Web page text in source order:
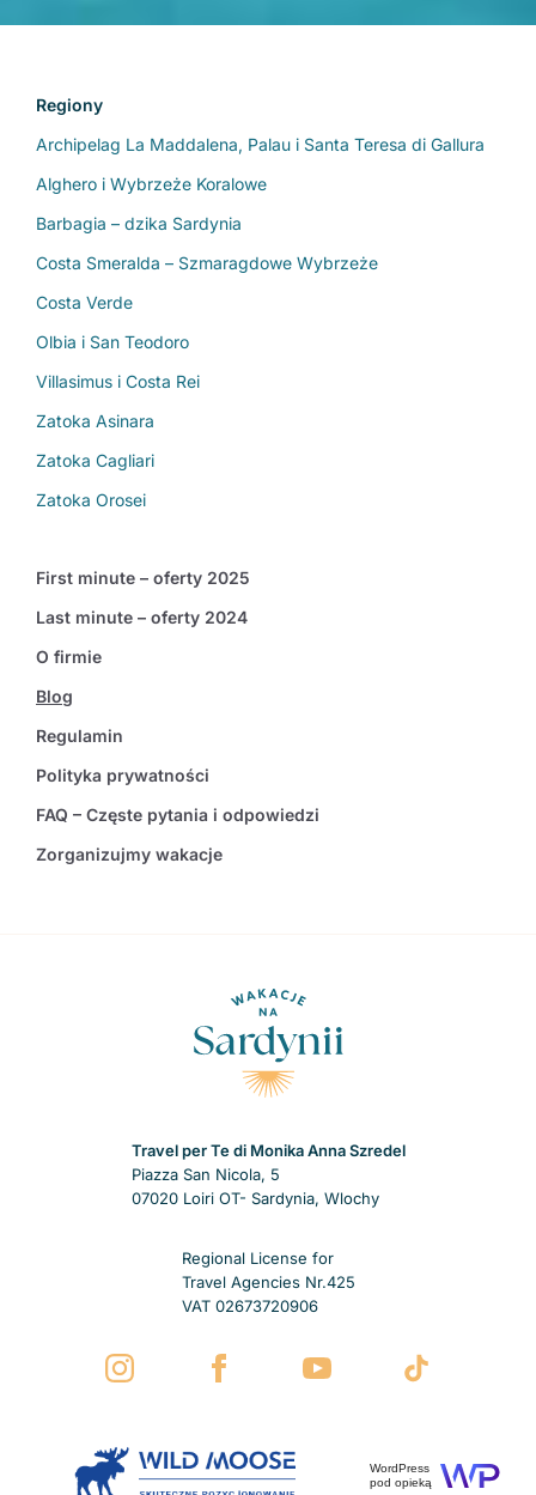
Regiony
Archipelag La Maddalena, Palau i Santa Teresa di Gallura
Alghero i Wybrzeże Koralowe
Barbagia – dzika Sardynia
Costa Smeralda – Szmaragdowe Wybrzeże
Costa Verde
Olbia i San Teodoro
Villasimus i Costa Rei
Zatoka Asinara
Zatoka Cagliari
Zatoka Orosei
First minute – oferty 2025
Last minute – oferty 2024
O firmie
Blog
Regulamin
Polityka prywatności
FAQ – Częste pytania i odpowiedzi
Zorganizujmy wakacje
Travel per Te di Monika Anna Szredel
Piazza San Nicola, 5
07020 Loiri OT- Sardynia, Wlochy
Regional License for
Travel Agencies Nr.425
VAT 02673720906
WordPress
pod opieką